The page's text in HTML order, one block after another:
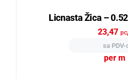
Licnasta Žica –
23,47
sa PDV-
per m